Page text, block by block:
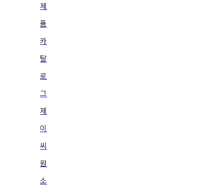
제
품
카
탈
로
그
제
이
씨
원
소